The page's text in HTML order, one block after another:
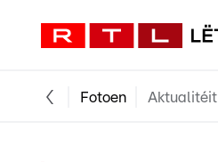
Fotoen Aktualitéit